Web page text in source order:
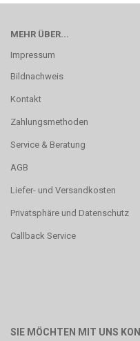
MEHR ÜBER...
Impressum
Bildnachweis
Kontakt
Zahlungsmethoden
Service & Beratung
AGB
Liefer- und Versandkosten
Privatsphäre und Datenschutz
Callback Service
SIE MÖCHTEN MIT UNS